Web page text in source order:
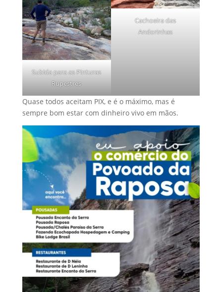
Subida para as Pinturas
Rupestres
Cachoeira das
Andorinhas
Quase todos aceitam PIX, e é o máximo, mas é
sempre bom estar com dinheiro vivo em mãos.